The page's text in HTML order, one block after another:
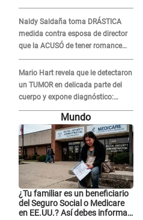
Naldy Saldaña
Naldy Saldaña toma DRÁSTICA
medida contra esposa de director
que la ACUSÓ de tener romance
con él: "Muy triste..."
Mario Hart revela que le detectaron
un TUMOR en delicada parte del
cuerpo y expone diagnóstico:
"Dolores muy fuertes..."
Mundo
¿Tu familiar es un beneficiario
del Seguro Social o Medicare
en EE.UU.? Así debes informar